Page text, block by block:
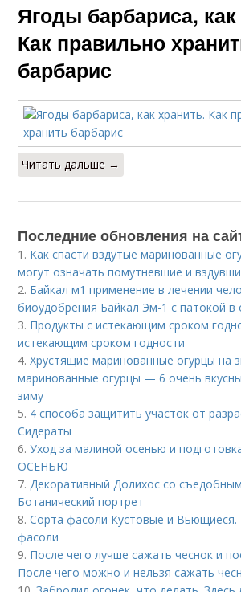
Ягоды барбариса, как
Как правильно
барбарис
Читать дальше →
Последние обновления на
1. Как спасти вздутые маринованные
могут означать помутневшие и
2. Байкал м1 применение в лечении
биоудобрения Байкал Эм-1 с патокой в
3. Продукты с истекающим сроком
истекающим сроком годности
4.Хрустящие маринованные огурцы на
маринованные огурцы — 6 очень
зиму
5. 4 способа защитить участок от
Сидераты
6.Уход за малиной осенью и
ОСЕНЬЮ
7.Декоративный Долихос со
Ботанический портрет
8.Сорта фасоли Кустовые и
фасоли
9. После чего лучше сажать чеснок и
После чего можно и нельзя сажать